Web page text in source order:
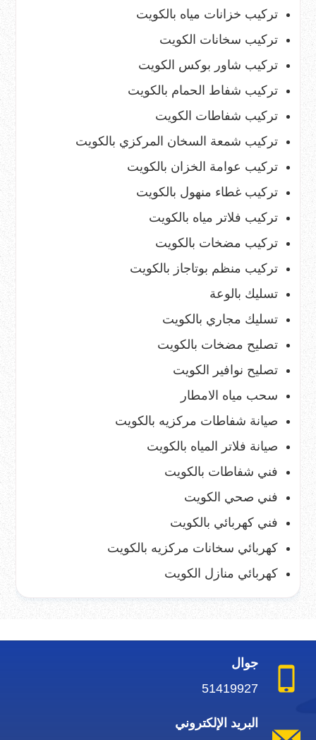
تركيب خزانات مياه بالكويت
تركيب سخانات الكويت
تركيب شاور بوكس الكويت
تركيب شفاط الحمام بالكويت
تركيب شفاطات الكويت
تركيب شمعة السخان المركزي بالكويت
تركيب عوامة الخزان بالكويت
تركيب غطاء منهول بالكويت
تركيب فلاتر مياه بالكويت
تركيب مضخات بالكويت
تركيب منظم بوتاجاز بالكويت
تسليك بالوعة
تسليك مجاري بالكويت
تصليح مضخات بالكويت
تصليح نوافير الكويت
سحب مياه الامطار
صيانة شفاطات مركزيه بالكويت
صيانة فلاتر المياه بالكويت
فني شفاطات بالكويت
فني صحي الكويت
فني كهربائي بالكويت
كهربائي سخانات مركزيه بالكويت
كهربائي منازل الكويت
جوال
51419927
البريد الإلكتروني